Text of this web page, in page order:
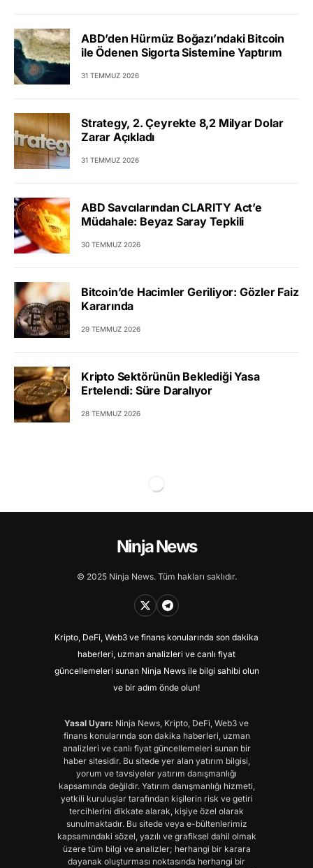
ABD’den Hürmüz Boğazı’ndaki Bitcoin
ile Ödenen Sigorta Sistemine Yaptırım
31 TEMMUZ 2026
Strategy, 2. Çeyrekte 8,2 Milyar Dolar
Zarar Açıkladı
31 TEMMUZ 2026
ABD Savcılarından CLARITY Act’e
Müdahale: Beyaz Saray Tepkili
30 TEMMUZ 2026
Bitcoin’de Hacimler Geriliyor: Gözler Faiz
Kararında
29 TEMMUZ 2026
Kripto Sektörünün Beklediği Yasa
Ertelendi: Süre Daralıyor
28 TEMMUZ 2026
Ninja News
© 2025 Ninja News. Tüm hakları saklıdır.
Kripto, DeFi, Web3 ve finans konularında son dakika
haberleri, uzman analizleri ve canlı fiyat
güncellemeleri sunan Ninja News ile bilgi sahibi olun
ve bir adım önde olun!
Yasal Uyarı: Ninja News, Kripto, DeFi, Web3 ve
finans konularında son dakika haberleri, uzman
analizleri ve canlı fiyat güncellemeleri sunan bir
haber sitesidir. Bu sitede yer alan yatırım bilgisi,
yorum ve tavsiyeler yatırım danışmanlığı
kapsamında değildir. Yatırım danışmanlığı hizmeti,
yetkili kuruluşlar tarafından kişilerin risk ve getiri
tercihlerini dikkate alarak, kişiye özel olarak
sunulmaktadır. Bu sitede veya e-bültenlerimiz
kapsamındaki sözel, yazılı ve grafiksel dahil olmak
üzere tüm bilgi ve analizler; herhangi bir karara
dayanak oluşturması noktasında herhangi bir